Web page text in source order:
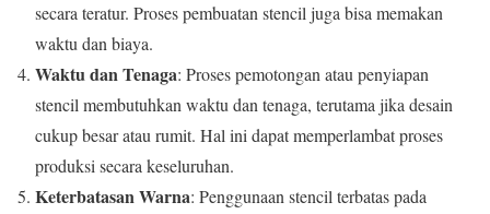
secara teratur. Proses pembuatan stencil juga bisa memakan
waktu dan biaya.
Waktu dan Tenaga: Proses pemotongan atau penyiapan
stencil membutuhkan waktu dan tenaga, terutama jika desain
cukup besar atau rumit. Hal ini dapat memperlambat proses
produksi secara keseluruhan.
Keterbatasan Warna: Penggunaan stencil terbatas pada